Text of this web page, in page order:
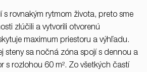
s rovnakým rytmom života, preto sme
zlúčili a vytvorili otvorenú
maximum priestoru a výhľadu.
steny sa nočná zóna spojí s dennou a
s rozlohou 60 m². Zo všetkých častí